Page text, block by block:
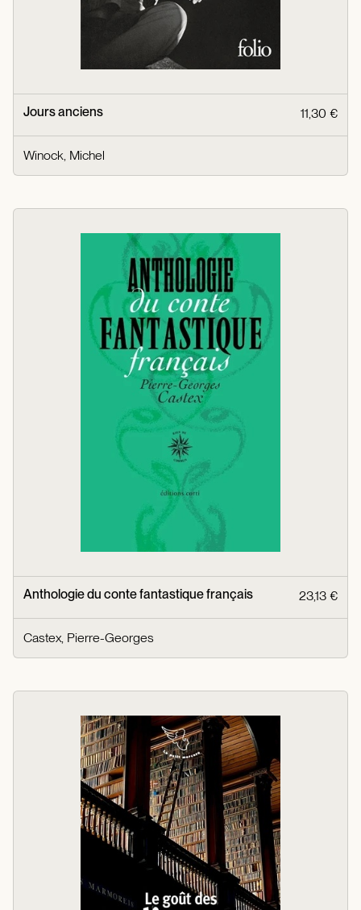
Jours anciens 11,30 €
Winock, Michel
Anthologie du conte fantastique français 23,13 €
Castex, Pierre-Georges